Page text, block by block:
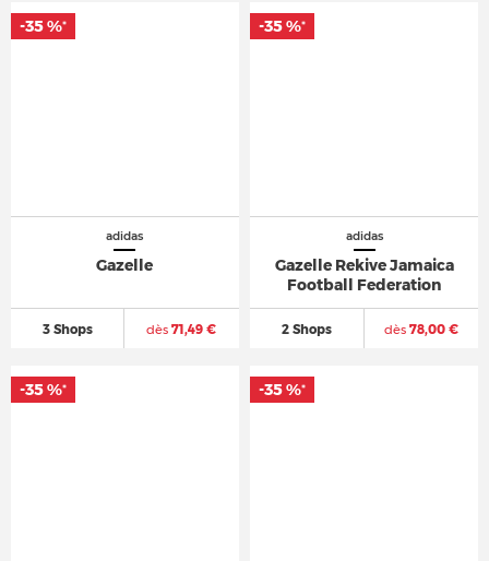
adidas
Gazelle
3 Shops dès 71,49 €
-35 %*
adidas
Gazelle Rekive Jamaica
Football Federation
2 Shops dès78,00 €
-35 %*
-35 %* -35 %*